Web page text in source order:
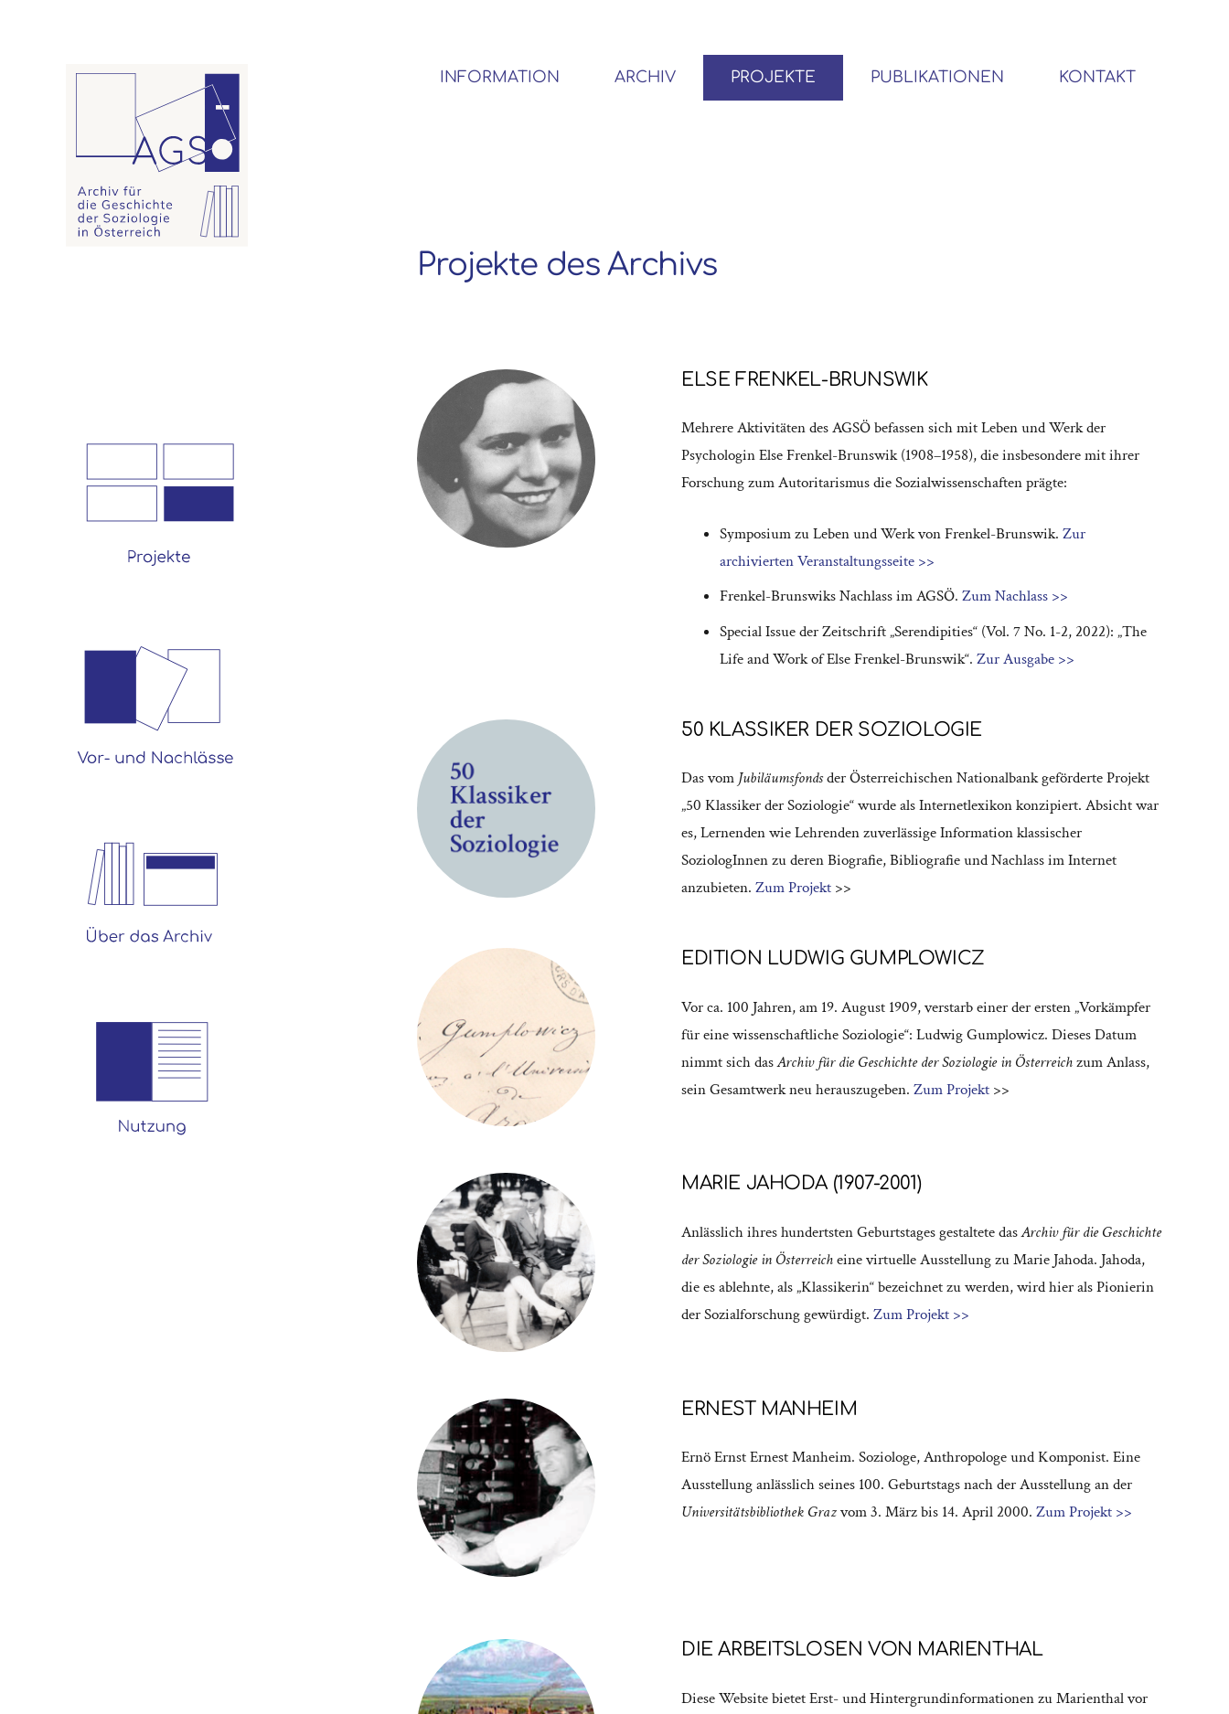
INFORMATION ARCHIV PROJEKTE PUBLIKATIONEN KONTAKT
Projekte des Archivs
ELSE FRENKEL-BRUNSWIK
Mehrere Aktivitäten des AGSÖ befassen sich mit Leben und Werk der
Psychologin Else Frenkel-Brunswik (1908–1958), die insbesondere mit ihrer
Forschung zum Autoritarismus die Sozialwissenschaften prägte:
Symposium zu Leben und Werk von Frenkel-Brunswik.Zur
archivierten Veranstaltungsseite >>
Frenkel-Brunswiks Nachlass im AGSÖ.Zum Nachlass >>
Special Issue der Zeitschrift „Serendipities“ (Vol. 7 No. 1-2, 2022): „The
Life and Work of Else Frenkel-Brunswik“.Zur Ausgabe >>
50 KLASSIKER DER SOZIOLOGIE
Das vom Jubiläumsfondsder Österreichischen Nationalbank geförderte Projekt
„50 Klassiker der Soziologie“ wurde als Internetlexikon konzipiert. Absicht war
es, Lernenden wie Lehrenden zuverlässige Information klassischer
SoziologInnen zu deren Biografie, Bibliografie und Nachlass im Internet
anzubieten. Zum Projekt>>
EDITION LUDWIG GUMPLOWICZ
Vor ca. 100 Jahren, am 19. August 1909, verstarb einer der ersten „Vorkämpfer
für eine wissenschaftliche Soziologie“: Ludwig Gumplowicz. Dieses Datum
nimmt sich dasArchiv für die Geschichte der Soziologie in Österreichzum Anlass,
sein Gesamtwerk neu herauszugeben. Zum Projekt>>
MARIE JAHODA (1907-2001)
Anlässlich ihres hundertsten Geburtstages gestaltete dasArchiv für die Geschichte
der Soziologie in Österreicheine virtuelle Ausstellung zu Marie Jahoda. Jahoda,
die es ablehnte, als „Klassikerin“ bezeichnet zu werden, wird hier als Pionierin
der Sozialforschung gewürdigt. Zum Projekt >>
ERNEST MANHEIM
Ernö Ernst Ernest Manheim. Soziologe, Anthropologe und Komponist. Eine
Ausstellung anlässlich seines 100. Geburtstags nach der Ausstellung an der
Universitätsbibliothek Grazvom 3. März bis 14. April 2000. Zum Projekt >>
DIE ARBEITSLOSEN VON MARIENTHAL
Diese Website bietet Erst- und Hintergrundinformationen zu Marienthal vor